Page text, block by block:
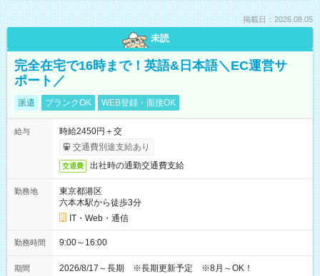
掲載日：2026.08.05
未読
完全在宅で16時まで！英語&日本語＼EC運営サ
ポート／
派遣 ブランクOK WEB登録・面接OK
給与
時給2450円＋交
交通費別途支給あり
交通費 出社時の通勤交通費支給
勤務地
東京都港区
六本木駅から徒歩3分
IT・Web・通信
勤務時間 9:00～16:00
期間 2026/8/17～長期 ※長期更新予定 ※8月～OK！